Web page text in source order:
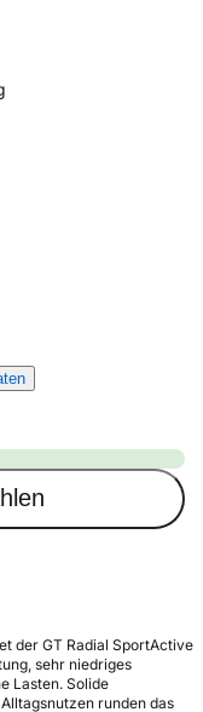
der GT Radial SportActive
sehr niedriges
Lasten. Solide
runden das